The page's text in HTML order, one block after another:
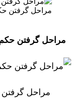
مراحل گرفتن
مراحل گرفتن حکم
مراحل